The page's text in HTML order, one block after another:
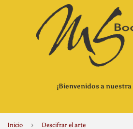
¡Bienvenidos a
Inicio › Descifrar el arte